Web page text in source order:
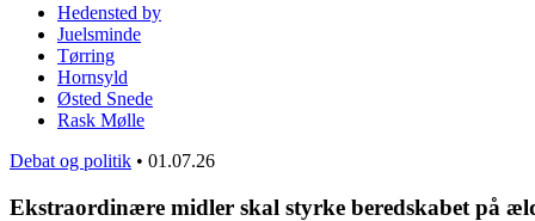
Hedensted by
Juelsminde
Tørring
Hornsyld
Østed Snede
Rask Mølle
Debat og politik • 01.07.26
Ekstraordinære midler skal styrke beredskabet på